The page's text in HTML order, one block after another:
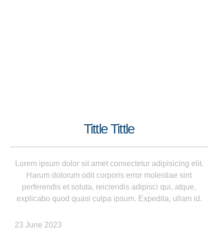
Tittle Tittle
Lorem ipsum dolor sit amet consectetur adipisicing elit.
Harum dolorum odit corporis error molestiae sint
perferendis et soluta, reiciendis adipisci qui, atque,
explicabo quod quasi culpa ipsum. Expedita, ullam id.
23 June 2023